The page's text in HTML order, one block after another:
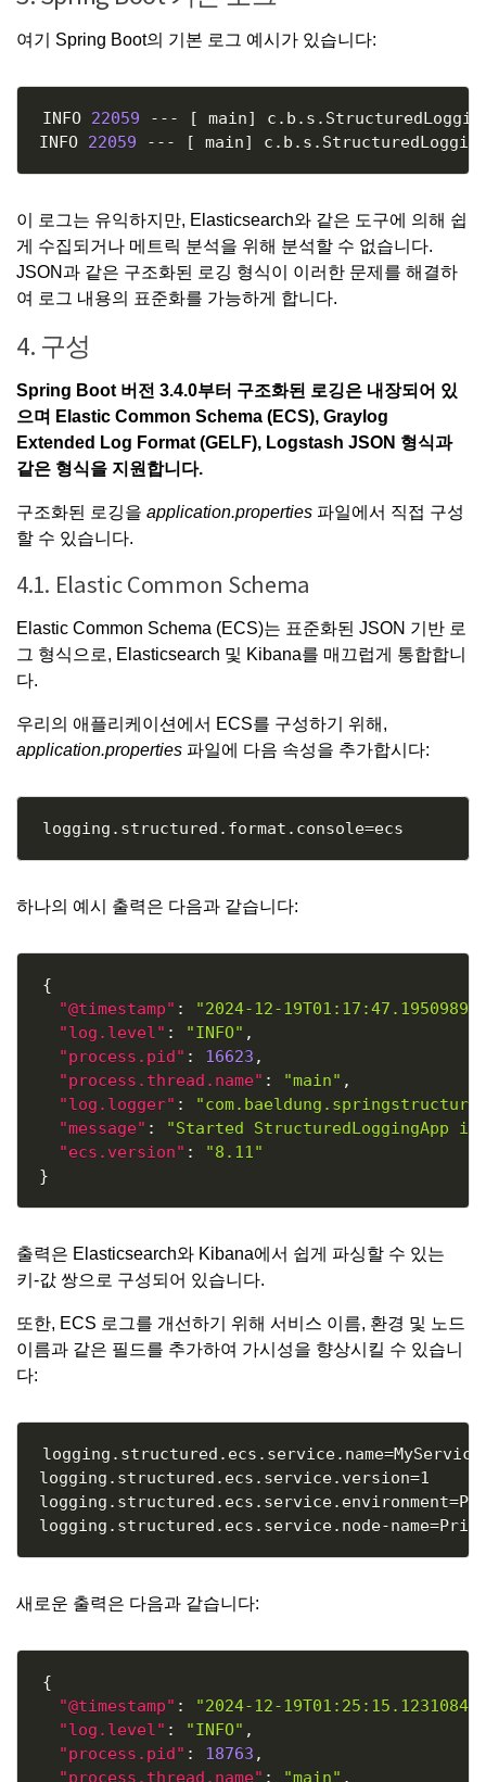
여기 Spring Boot의 기본 로그 예시가 있습니다:
INFO 22059 --- [ main]
INFO 22059 --- [ main]
이 로그는 유익하지만, Elasticsearch와 같은 도구에 의해 쉽
게 수집되거나 메트릭 분석을 위해 분석할 수 없습니다.
JSON과 같은 구조화된 로깅 형식이 이러한 문제를 해결하
여 로그 내용의 표준화를 가능하게 합니다.
4. 구성
Spring Boot 버전 3.4.0부터 구조화된 로깅은 내장되어 있
으며 Elastic Common Schema (ECS), Graylog
Extended Log Format (GELF), Logstash JSON 형식과
같은 형식을 지원합니다.
구조화된 로깅을 application.properties 파일에서 직접 구성
할 수 있습니다.
4.1. Elastic Common Schema
Elastic Common Schema (ECS)는 표준화된 JSON 기반 로
그 형식으로, Elasticsearch 및 Kibana를 매끄럽게 통합합니
다.
우리의 애플리케이션에서 ECS를 구성하기 위해,
application.properties 파일에 다음 속성을 추가합시다:
하나의 예시 출력은 다음과 같습니다:
{
"@timestamp" :
"2024-12-
"log.level" : "INFO" ,
"process.pid" : 16623 ,
"process.thread.name" : "main" ,
"log.logger" :
"message" :
"Started StructuredLoggingApp
"ecs.version" :
"8.11"
}
출력은 Elasticsearch와 Kibana에서 쉽게 파싱할 수 있는
키-값 쌍으로 구성되어 있습니다.
또한, ECS 로그를 개선하기 위해 서비스 이름, 환경 및 노드
이름과 같은 필드를 추가하여 가시성을 향상시킬 수 있습니
다:
logging.structured.ecs.service.name=MyService
logging.structured.ecs.service.version=1
새로운 출력은 다음과 같습니다:
{
"@timestamp" :
"2024-12-
"log.level" : "INFO" ,
"process.pid" : 18763 ,
"process.thread.name" : "main" ,